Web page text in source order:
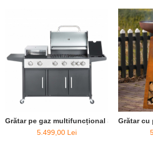
Grătar pe gaz multifuncțional Salvatore
5.499,00 Lei
Grătar cu